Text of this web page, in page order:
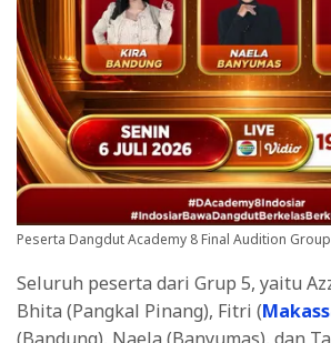
Peserta Dangdut Academy 8 Final Audition
Seluruh peserta dari Grup 5, yaitu
Bhita (Pangkal Pinang), Fitri (